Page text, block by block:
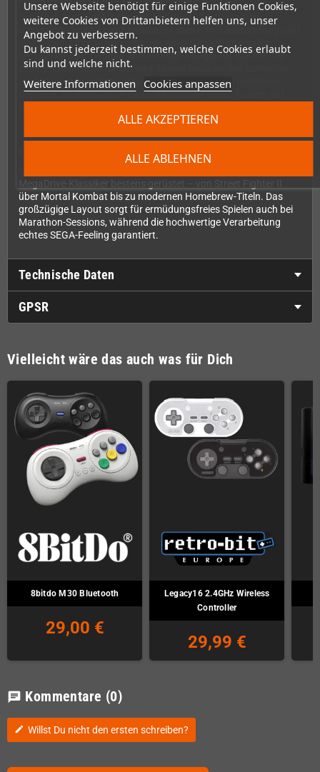
Unsere Webseite benötigt für einige Funktionen Cookies,
weitere Cookies von Drittanbietern helfen uns, unser
Angebot zu verbessern.
Du kannst jederzeit bestimmen, welche Cookies erlaubt
sind und welche nicht.
Weitere Informationen Cookies anpassen
ALLE ABLEHNEN
ALLE AKZEPTIEREN
Dank2,4-GHz-Funktechnologiegenießt Du maximale
Bewegungsfreiheit ohne spürbare Latenz. Im Lieferumfang sind
gleich zwei Empfänger enthalten: einer für Dein originales
MegaDrive oder Genesis und einUSB-Dongle für den PC . Die
zusätzlichen Home- und Select-Tasten machen den Controller
auch für moderne Emulatoren und PC-Spiele zum perfekten
Begleiter. So holst Du Dir das authentische 16-Bit-Feeling auf
Perfekt ausgestattet für jedes Spiel
über Mortal Kombat bis zu modernen Homebrew-Titeln. Das
großzügige Layout sorgt für ermüdungsfreies Spielen auch bei
Marathon-Sessions, während die hochwertige Verarbeitung
echtes SEGA-Feeling garantiert.
Technische Daten
GPSR
Vielleicht wäre das auch was für Dich
8bitdo M30 Bluetooth
29,00 €
Legacy16 2.4GHz Wireless
Controller
29,99 €
chat Kommentare (0)
edit Willst Du nicht den ersten schreiben?